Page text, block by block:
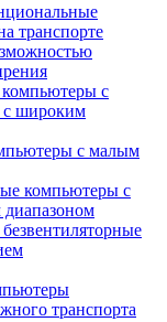
транспорте
с
с широким
с малым
компьютеры с
транспорта